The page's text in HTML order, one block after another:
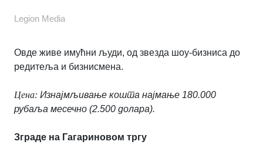
Legion Media
Овде живе имућни људи, од звезда шоу-бизниса до
редитеља и бизнисмена.
Цена: Изнајмљивање кошта најмање 180.000
рубаља месечно (2.500 долара).
Зграде на Гагариновом тргу